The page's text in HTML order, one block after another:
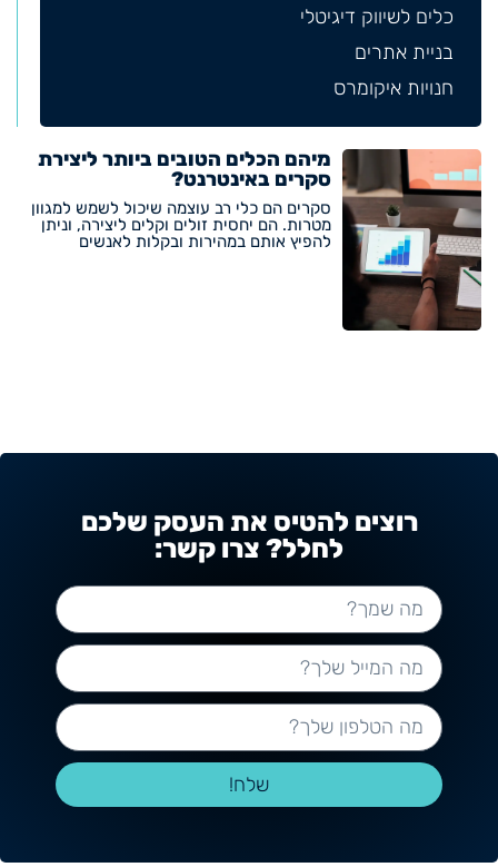
כלים לשיווק דיגיטלי
בניית אתרים
חנויות איקומרס
מיהם הכלים הטובים ביותר ליצירת
סקרים באינטרנט?
סקרים הם כלי רב עוצמה שיכול לשמש למגוון
מטרות. הם יחסית זולים וקלים ליצירה, וניתן
להפיץ אותם במהירות ובקלות לאנשים
רוצים להטיס את העסק שלכם
לחלל? צרו קשר:
שלח!